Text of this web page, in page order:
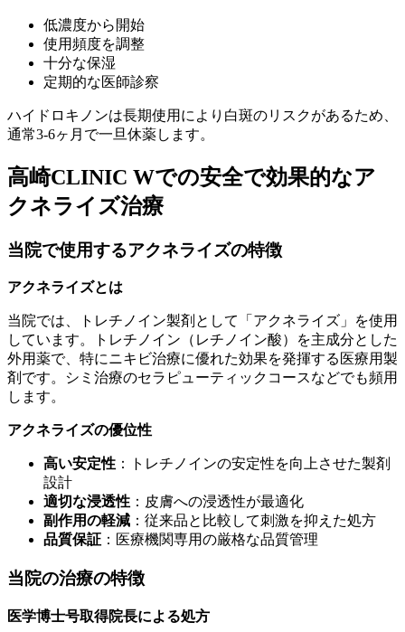
低濃度から開始
使用頻度を調整
十分な保湿
定期的な医師診察
ハイドロキノンは長期使用により白斑のリスクがあるため、
通常3-6ヶ月で一旦休薬します。
高崎CLINIC Wでの安全で効果的なア
クネライズ治療
当院で使用するアクネライズの特徴
アクネライズとは
当院では、トレチノイン製剤として「アクネライズ」を使用
しています。トレチノイン（レチノイン酸）を主成分とした
外用薬で、特にニキビ治療に優れた効果を発揮する医療用製
剤です。シミ治療のセラピューティックコースなどでも頻用
します。
アクネライズの優位性
高い安定性 ：トレチノインの安定性を向上させた製剤
設計
適切な浸透性 ：皮膚への浸透性が最適化
副作用の軽減 ：従来品と比較して刺激を抑えた処方
品質保証 ：医療機関専用の厳格な品質管理
当院の治療の特徴
医学博士号取得院長による処方